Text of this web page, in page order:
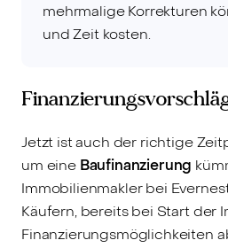
mehrmalige Korrekturen
und Zeit kosten.
Jetzt ist auch der richtige
um eine Baufinanzierung
Immobilienmakler bei
Käufern, bereits bei Start der
Finanzierungsmöglichkeiten